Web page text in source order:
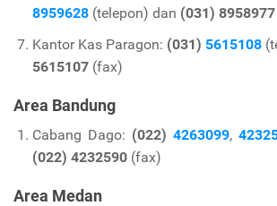
8959628(telepon) dan (031) 8958977
Kantor Kas Paragon: (031) 5615108
5615107(fax)
Area Bandung
Cabang Dago: (022) 4263099,
(022) 4232590(fax)
Area Medan